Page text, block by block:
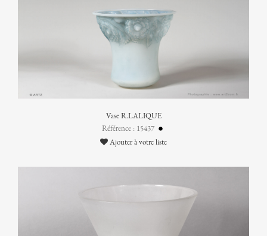
Vase R.LALIQUE
Référence : 15437
Ajouter à votre liste